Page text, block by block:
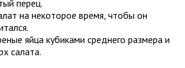
перец.
на некоторое время, чтобы он
яйца кубиками среднего размера и
салата.